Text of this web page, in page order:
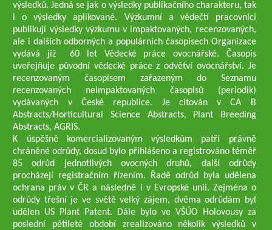
výsledků. Jedná se jak o výsledky publikačního charakteru, tak
i o výsledky aplikované. Výzkumní a vědečtí pracovníci
publikují výsledky výzkumu v impaktovaných, recenzovaných,
ale i dalších odborných a populárních časopisech Organizace
vydává již 60 let Vědecké práce ovocnářské. Časopis
uveřejňuje původní vědecké práce z odvětví ovocnářství. Je
recenzovaným časopisem zařazeným do Seznamu
recenzovaných neimpaktovaných časopisů (periodik)
vydávaných v České republice. Je citován v CA B
Abstracts/Horticultural Science Abstracts, Plant Breeding
Abstracts, AGRIS.
K úspěšně komercializovaným výsledkům patří právně
chráněné odrůdy, dosud bylo přihlášeno a registrováno téměř
85 odrůd jednotlivých ovocných druhů, další odrůdy
procházejí registračním řízením. Řadě odrůd byla udělena
ochrana práv v ČR a následně i v Evropské unii. Zejména o
odrůdy třešní je ve světě velký zájem, dvěma odrůdám byl
udělen US Plant Patent. Dále bylo ve VŠÚO Holovousy za
poslední pětileté období zrealizováno několik výsledků v